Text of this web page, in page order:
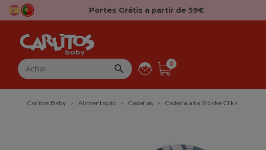
Portes Grátis a partir de 59€
 0
Carlitos Baby Alimentação Cadeiras Cadeira alta Stokke Clikk